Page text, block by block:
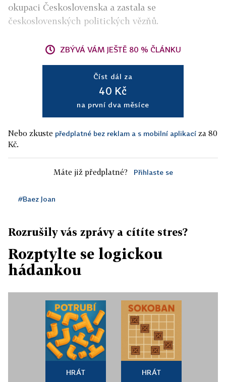
okupaci Československa a zastala se
československých politických vězňů.
ZBÝVÁ VÁM JEŠTĚ 80 % ČLÁNKU
Číst dál za
40 Kč
na první dva měsíce
Nebo zkuste předplatné bez reklam a s mobilní aplikací za 80
Kč.
Máte již předplatné? Přihlaste se
#Baez Joan
Rozrušily vás zprávy a cítíte stres?
Rozptylte se logickou
hádankou
HRÁT HRÁT